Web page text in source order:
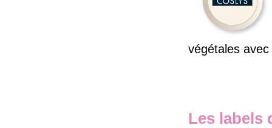
végétales
Les labels